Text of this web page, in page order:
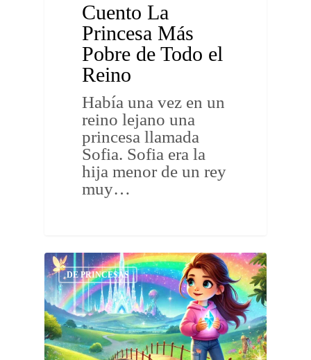
Cuento La
Princesa Más
Pobre de Todo el
Reino
Había una vez en un
reino lejano una
princesa llamada
Sofia. Sofia era la
hija menor de un rey
muy…
DE PRINCESAS